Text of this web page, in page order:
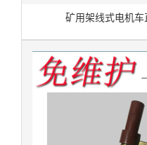
矿用架线式电机车